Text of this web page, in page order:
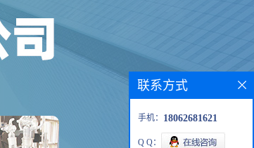
联系方式
手机： 18062681621
Q Q：